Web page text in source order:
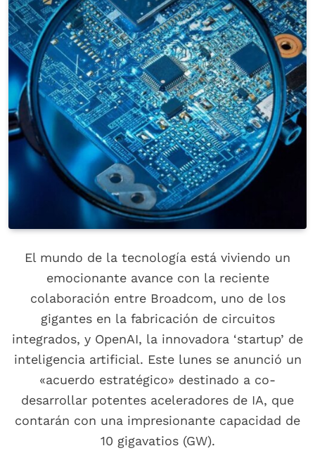
El mundo de la tecnología está viviendo un
emocionante avance con la reciente
colaboración entre Broadcom, uno de los
gigantes en la fabricación de circuitos
integrados, y OpenAI, la innovadora ‘startup’ de
inteligencia artificial. Este lunes se anunció un
«acuerdo estratégico» destinado a co-
desarrollar potentes aceleradores de IA, que
contarán con una impresionante capacidad de
10 gigavatios (GW).